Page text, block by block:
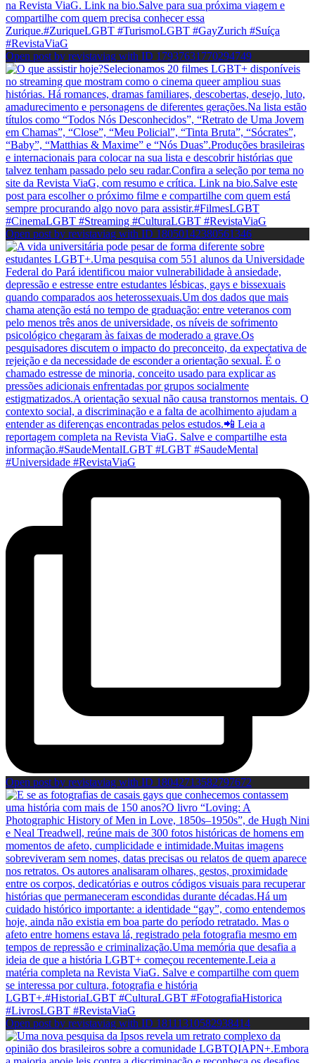
Open post by revistaviag with ID 17937631770294749
Open post by revistaviag with ID 18050142380561346
Open post by revistaviag with ID 18042713582797672
Open post by revistaviag with ID 18111310582938414